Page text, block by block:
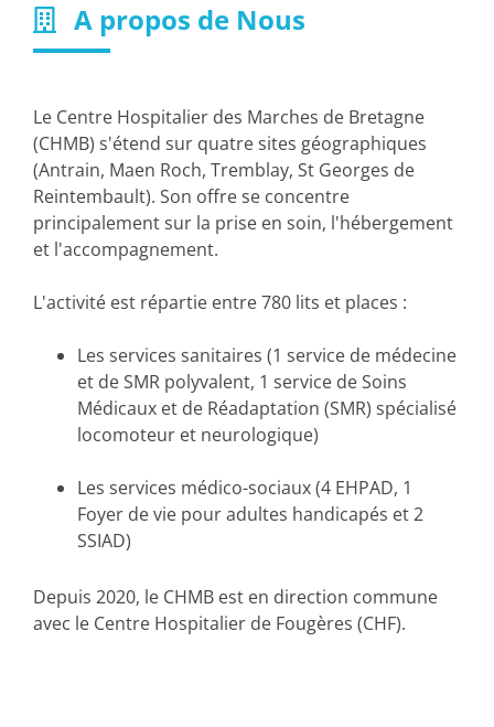
A propos de Nous
Le Centre Hospitalier des Marches de Bretagne
(CHMB) s'étend sur quatre sites géographiques
(Antrain, Maen Roch, Tremblay, St Georges de
Reintembault). Son offre se concentre
principalement sur la prise en soin, l'hébergement
et l'accompagnement.
L'activité est répartie entre 780 lits et places :
Les services sanitaires (1 service de médecine
et de SMR polyvalent, 1 service de Soins
Médicaux et de Réadaptation (SMR) spécialisé
locomoteur et neurologique)
Les services médico-sociaux (4 EHPAD, 1
Foyer de vie pour adultes handicapés et 2
SSIAD)
Depuis 2020, le CHMB est en direction commune
avec le Centre Hospitalier de Fougères (CHF).